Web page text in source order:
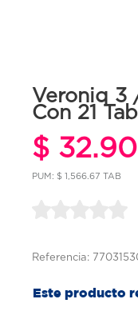
Veroniq 3
Con 21
$
PUM: $ 1,566.67 TAB
Referencia:
Este producto